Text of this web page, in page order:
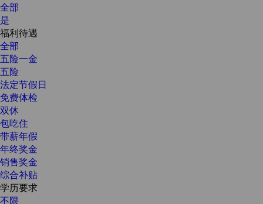
全部
是
福利待遇
全部
五险一金
五险
法定节假日
免费体检
双休
包吃住
带薪年假
年终奖金
销售奖金
综合补贴
学历要求
不限